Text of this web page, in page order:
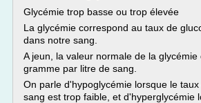
Glycémie trop basse ou trop élevée
La glycémie correspond au taux de
dans notre sang.
A jeun, la valeur normale de la glycémie
gramme par litre de sang.
On parle d'hypoglycémie lorsque le
sang est trop faible, et d'hyperglycémie